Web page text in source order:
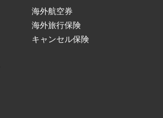
海外航空券
海外旅行保険
キャンセル保険